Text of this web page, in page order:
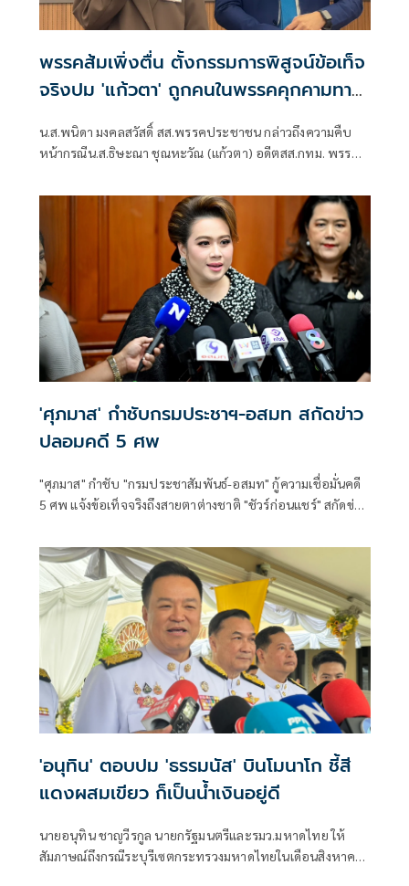
พรรคส้มเพิ่งตื่น ตั้งกรรมการพิสูจน์ข้อเท็จ
จริงปม 'แก้วตา' ถูกคนในพรรคคุกคามทาง
น.ส.พนิดา มงคลสวัสดิ์ สส.พรรคประชาชน กล่าวถึงความคืบ
หน้ากรณีน.ส.ธิษะณา ชุณหะวัณ (แก้วตา) อดีตสส.กทม. พรรค
ไม่มีผู้ที่มีส่วนเกี่ยวข้องกับสภาชุดที่ผ่านมาขึ้นมา เพื่อเปิดพื้นที่
ให้ผู้เสียหายรู้สึกสบายใจที่สุด วางใจที่สุด และปลอดภัยที่สุด
'ศุภมาส' กำชับกรมประชาฯ-อสมท สกัดข่าว
ปลอมคดี 5 ศพ
"ศุภมาส" กำชับ "กรมประชาสัมพันธ์-อสมท" กู้ความเชื่อมั่นคดี
5 ศพ แจ้งข้อเท็จจริงถึงสายตาต่างชาติ "ชัวร์ก่อนแชร์" สกัดข่าว
'อนุทิน' ตอบปม 'ธรรมนัส' บินโมนาโก ชี้สี
แดงผสมเขียว ก็เป็นน้ำเงินอยู่ดี
นายอนุทิน ชาญวีรกูล นายกรัฐมนตรีและรมว.มหาดไทย ให้
สัมภาษณ์ถึงกรณีระบุรีเซตกระทรวงมหาดไทยในเดือนสิงหาคม